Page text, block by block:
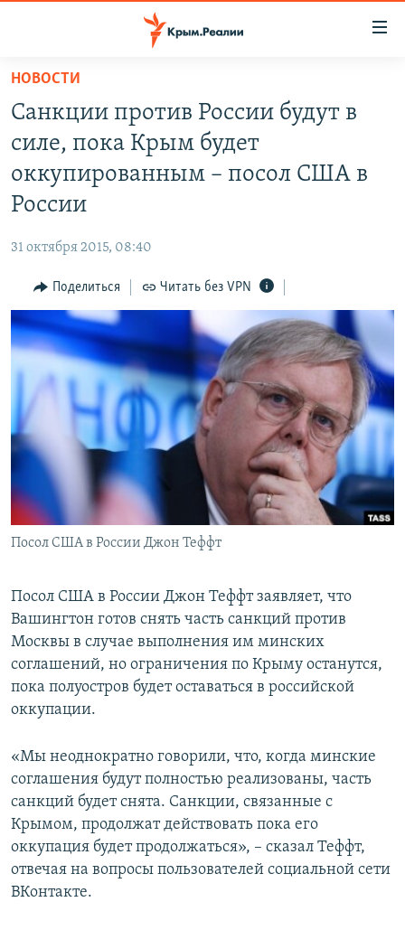
Вернуться
основному
содержанию
главной
Вернутся
поиску
СПЕЦПРОЕКТЫ
ИСТОРИЯ
ИНТЕРАКТИВ
ИНФОГРАФИКА
ТЕЛЕПРОЕКТ КРЫМ.РЕАЛИИ
СОВЕТЫ ПРАВОЗАЩИТНИКОВ
ПРОПАВШИЕ БЕЗ ВЕСТИ
ПОБЕДИТЕЛЕЙ НЕ СУДЯТ?
КРЫМ.НЕПОКОРЕННЫЙ
ELIFBE
УКРАИНСКАЯ ПРОБЛЕМА КРЫМА
РАДІО СВОБОДА
КАК ОБОЙТИ БЛОКИРОВКУ
Українською
Qırımtatar
ПРИСОЕДИНЯЙТЕСЬ!
Все сайты RFE/RL
НОВОСТИ
Санкции против России будут в
силе, пока Крым будет
оккупированным – посол США в
России
31 октября 2015, 08:40
Поделиться Читать без VPN
Посол США в России Джон Теффт
Посол США в России Джон Теффт заявляет, что
Вашингтон готов снять часть санкций против
Москвы в случае выполнения им минских
соглашений, но ограничения по Крыму останутся,
пока полуостров будет оставаться в российской
оккупации.
«Мы неоднократно говорили, что, когда минские
соглашения будут полностью реализованы, часть
санкций будет снята. Санкции, связанные с
Крымом, продолжат действовать пока его
оккупация будет продолжаться», – сказал Теффт,
отвечая на вопросы пользователей социальной сети
ВКонтакте.